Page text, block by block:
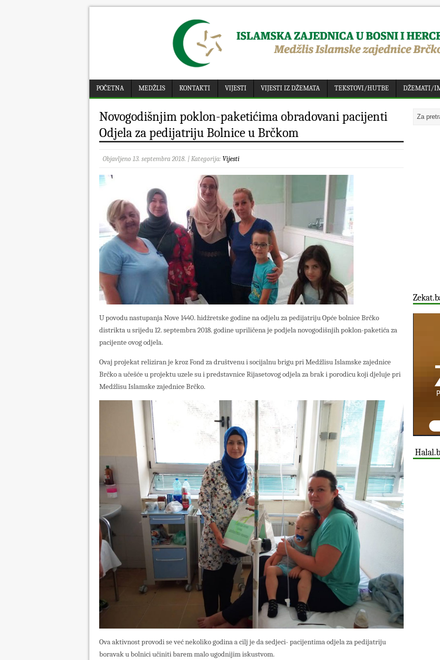
POČETNA MEDŽLIS KONTAKTI VIJESTI VIJESTI IZ DŽEMATA TEKSTOVI/HUTBE DŽEMATI/
Novogodišnjim poklon-paketićima obradovani pacijenti
Odjela za pedijatriju Bolnice u Brčkom
Objavljeno 13. septembra 2018. | Kategorija: Vijesti
U povodu nastupanja Nove 1440. hidžretske godine na odjelu za pedijatriju Opće bolnice Brčko
distrikta u srijedu 12. septembra 2018. godine upriličena je podjela novogodišnjih poklon-paketića za
pacijente ovog odjela.
Ovaj projekat reliziran je kroz Fond za društvenu i socijalnu brigu pri Medžlisu Islamske zajednice
Brčko a učešće u projektu uzele su i predstavnice Rijasetovog odjela za brak i porodicu koji djeluje pri
Medžlisu Islamske zajednice Brčko.
Ova aktivnost provodi se već nekoliko godina a cilj je da sedjeci- pacijentima odjela za pedijatriju
boravak u bolnici učiniti barem malo ugodnijim iskustvom.